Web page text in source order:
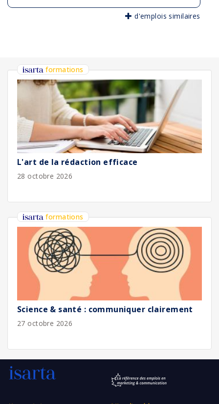
d'emplois similaires
formations
L'art de la rédaction efficace
28 octobre 2026
formations
Science & santé : communiquer clairement
27 octobre 2026